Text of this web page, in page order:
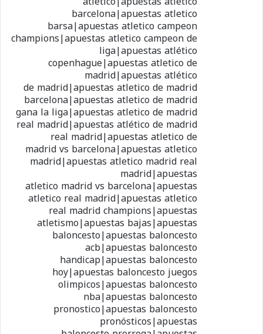
barcelona|apuestas atletico
barsa|apuestas atletico campeon
champions|apuestas atletico campeon de
liga|apuestas atlético
copenhague|apuestas atletico de
madrid|apuestas atlético
de madrid|apuestas atletico de madrid
barcelona|apuestas atletico de madrid
gana la liga|apuestas atletico de madrid
real madrid|apuestas atlético de madrid
real madrid|apuestas atletico de
madrid vs barcelona|apuestas atletico
madrid|apuestas atletico madrid real
madrid|apuestas
atletico madrid vs barcelona|apuestas
atletico real madrid|apuestas atletico
real madrid champions|apuestas
atletismo|apuestas bajas|apuestas
baloncesto|apuestas baloncesto
acb|apuestas baloncesto
handicap|apuestas baloncesto
hoy|apuestas baloncesto juegos
olimpicos|apuestas baloncesto
nba|apuestas baloncesto
pronostico|apuestas baloncesto
pronósticos|apuestas